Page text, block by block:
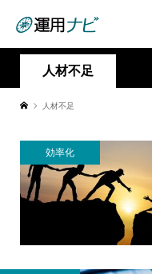
人材不足
人材不足
効率化